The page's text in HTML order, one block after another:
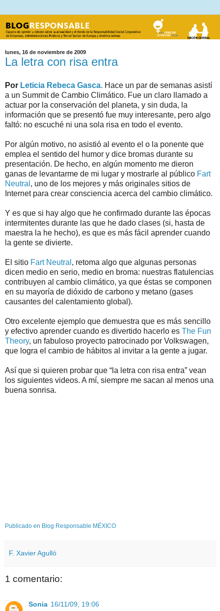
lunes, 16 de noviembre de 2009
La letra con risa entra
Por Leticia Rebeca Gasca. Hace un par de semanas asistí
a un Summit de Cambio Climático. Fue un claro llamado a
actuar por la conservación del planeta, y sin duda, la
información que se presentó fue muy interesante, pero algo
faltó: no escuché ni una sola risa en todo el evento.
Por algún motivo, no asistió al evento el o la ponente que
emplea el sentido del humor y dice bromas durante su
presentación. De hecho, en algún momento me dieron
ganas de levantarme de mi lugar y mostrarle al público Fart
Neutral , uno de los mejores y más originales sitios de
Internet para crear consciencia acerca del cambio climático.
Y es que si hay algo que he confirmado durante las épocas
intermitentes durante las que he dado clases (si, hasta de
maestra la he hecho), es que es más fácil aprender cuando
la gente se divierte.
El sitio Fart Neutral , retoma algo que algunas personas
dicen medio en serio, medio en broma: nuestras flatulencias
contribuyen al cambio climático, ya que éstas se componen
en su mayoría de dióxido de carbono y metano (gases
causantes del calentamiento global).
Otro excelente ejemplo que demuestra que es más sencillo
y efectivo aprender cuando es divertido hacerlo es The Fun
Theory, un fabuloso proyecto patrocinado por Volkswagen,
que logra el cambio de hábitos al invitar a la gente a jugar.
Así que si quieren probar que “la letra con risa entra” vean
los siguientes videos. A mí, siempre me sacan al menos una
buena sonrisa.
Publicado en Blog Responsable MÉXICO
F. Xavier Agulló
1 comentario:
Sonia 16/11/09, 19:06